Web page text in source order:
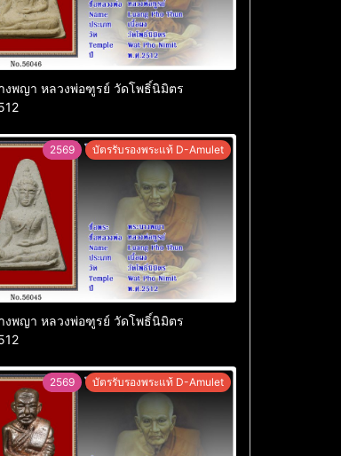
งพญา หลวงพ่อฑูรย์ วัดโพธิ์นิมิตร
2569 บัตรรับรองพระแท้ D-Amulet
งพญา หลวงพ่อฑูรย์ วัดโพธิ์นิมิตร
2569 บัตรรับรองพระแท้ D-Amulet